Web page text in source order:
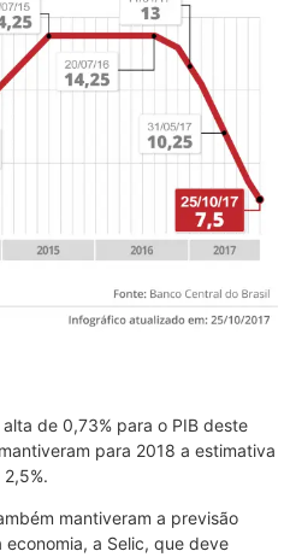
de 0,73% para o PIB deste
para 2018 a estimativa
mantiveram a previsão
a Selic, que deve